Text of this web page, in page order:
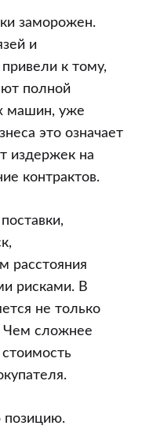
заморожен.
и
к тому,
полной
машин, уже
это означает
издержек на
контрактов.
расстояния
рисками. В
не только
Чем сложнее
позицию.